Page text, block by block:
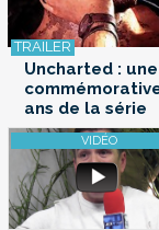
Uncharted :
ans de la série